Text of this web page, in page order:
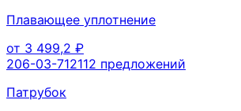
Плавающее уплотнение
от 3 499,2 ₽
206-03-712112 предложений
Патрубок